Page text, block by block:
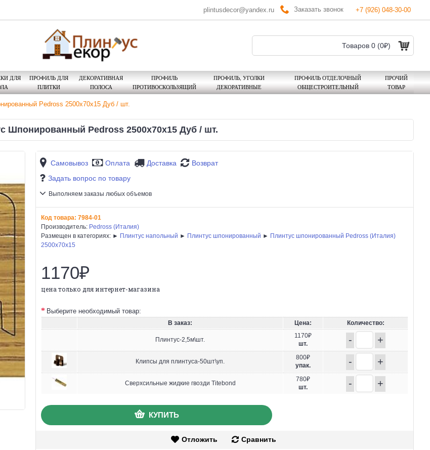
plintusdecor@yandex.ru Заказать звонок +7 (926) 048-30-00
Товаров 0 (0₽)
ДЛЯ
ПРОФИЛЬ ДЛЯ
ПЛИТКИ
ДЕКОРАТИВНАЯ
ПОЛОСА
ПРОФИЛЬ
ПРОТИВОСКОЛЬЗЯЩИЙ
ПРОФИЛЬ, УГОЛКИ
ДЕКОРАТИВНЫЕ
ПРОФИЛЬ ОТДЕЛОЧНЫЙ
ОБЩЕСТРОИТЕЛЬНЫЙ
ПРОЧИЙ
ТОВАР
Pedross 2500х70х15 Дуб / шт.
Шпонированный Pedross 2500х70х15 Дуб / шт.
Самовывоз Оплата Доставка
Возврат
Задать вопрос по товару
Выполняем заказы любых объемов
Код товара: 7984-01
Производитель: Pedross (Италия)
Размещен в категориях: ► Плинтус напольный ► Плинтус шпонированный ► Плинтус шпонированный Pedross (Италия)
2500х70х15
1170₽
цена только для интернет-магазина
Выберите необходимый товар:
В заказ: Цена: Количество:
Плинтус-2,5м\шт.
1170₽
шт.
- +
Клипсы для плинтуса-50шт\уп.
800₽
упак.
- +
Сверхсильные жидкие гвозди Titebond
780₽
шт.
- +
КУПИТЬ
Отложить Сравнить